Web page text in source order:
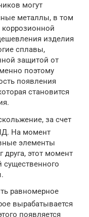
могут
металлы, в том
изделия
сплавы,
защитой от
поэтому
появления
становится
за счет
На момент
элементы
друга, этот момент
существенного
равномерное
вырабатывается
появляется